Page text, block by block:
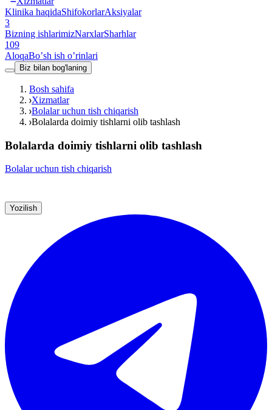
Klinika haqidaShifokorlarAksiyalar
3
Bizning ishlarimizNarxlarSharhlar
109
AloqaBoʼsh ish oʼrinlari
Biz bilan bog'laning
Bosh sahifa
Xizmatlar
Bolalar uchun tish chiqarish
Bolalarda doimiy tishlarni olib tashlash
Bolalarda doimiy tishlarni olib tashlash
Bolalar uchun tish chiqarish
Yozilish